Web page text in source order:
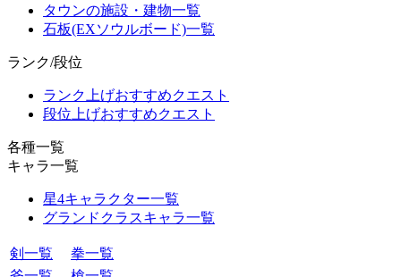
タウンの施設・建物一覧
石板(EXソウルボード)一覧
ランク/段位
ランク上げおすすめクエスト
段位上げおすすめクエスト
各種一覧
キャラ一覧
星4キャラクター一覧
グランドクラスキャラ一覧
剣一覧
拳一覧